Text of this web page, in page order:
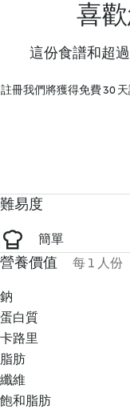
喜
這份食譜和超
註冊我們將獲得免費 30
難易度
簡單
營養價值 每 1 人份
鈉
蛋白質
卡路里
脂肪
纖維
飽和脂肪